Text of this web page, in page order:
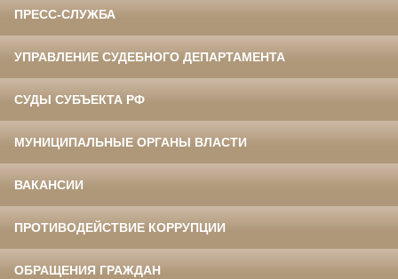
ПРЕСС-СЛУЖБА
УПРАВЛЕНИЕ СУДЕБНОГО ДЕПАРТАМЕНТА
СУДЫ СУБЪЕКТА РФ
МУНИЦИПАЛЬНЫЕ ОРГАНЫ ВЛАСТИ
ВАКАНСИИ
ПРОТИВОДЕЙСТВИЕ КОРРУПЦИИ
ОБРАЩЕНИЯ ГРАЖДАН